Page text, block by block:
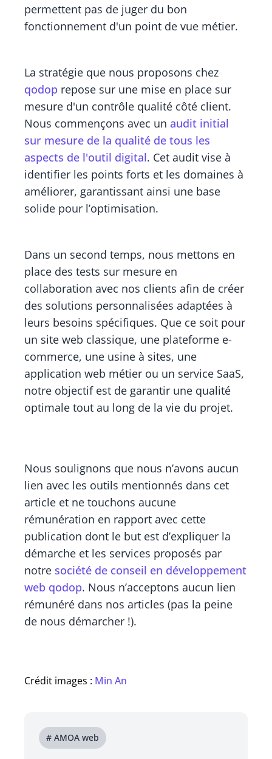
permettent pas de juger du bon
fonctionnement d'un point de vue métier.
La stratégie que nous proposons chez
qodop repose sur une mise en place sur
mesure d'un contrôle qualité côté client.
Nous commençons avec un audit initial
sur mesure de la qualité de tous les
aspects de l'outil digital. Cet audit vise à
identifier les points forts et les domaines à
améliorer, garantissant ainsi une base
solide pour l’optimisation.
Dans un second temps, nous mettons en
place des tests sur mesure en
collaboration avec nos clients afin de créer
des solutions personnalisées adaptées à
leurs besoins spécifiques. Que ce soit pour
un site web classique, une plateforme e-
commerce, une usine à sites, une
application web métier ou un service SaaS,
notre objectif est de garantir une qualité
optimale tout au long de la vie du projet.
Nous soulignons que nous n’avons aucun
lien avec les outils mentionnés dans cet
article et ne touchons aucune
rémunération en rapport avec cette
publication dont le but est d’expliquer la
démarche et les services proposés par
notre société de conseil en développement
web qodop. Nous n’acceptons aucun lien
rémunéré dans nos articles (pas la peine
de nous démarcher !).
Crédit images : Min An
# AMOA web